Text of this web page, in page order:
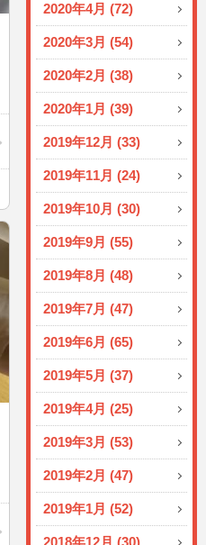
2020年4月 (72)
2020年3月 (54)
2020年2月 (38)
2020年1月 (39)
2019年12月 (33)
2019年11月 (24)
2019年10月 (30)
2019年9月 (55)
2019年8月 (48)
2019年7月 (47)
2019年6月 (65)
2019年5月 (37)
2019年4月 (25)
2019年3月 (53)
2019年2月 (47)
2019年1月 (52)
2018年12月 (30)